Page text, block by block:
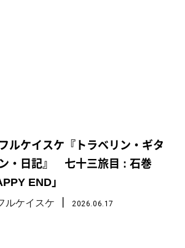
ルケイスケ『トラベリン・ギタ
・日記』 七十三旅目 : 石巻
END」
ルケイスケ 2026.06.17